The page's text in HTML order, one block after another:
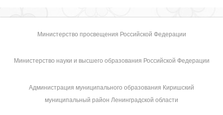
Министерство просвещения Российской Федерации
Министерство науки и высшего образования Российской Федерации
Администрация муниципального образования Киришский
муниципальный район Ленинградской области